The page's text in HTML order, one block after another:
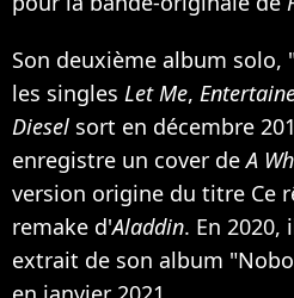
Son deuxième album solo,
les singles Let Me,
Diesel sort en décembre
enregistre un cover deA
version origine du titre Ce
remake d'Aladdin. En
extrait de son album